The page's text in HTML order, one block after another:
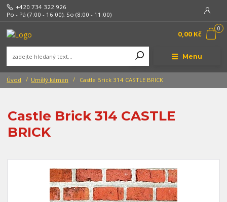
Menu
+420 734 322 926
Po - Pá (7:00 - 16:00), So (8:00 - 11:00)
0
0,00 Kč
Úvod Umělý kámen Castle Brick 314 CASTLE BRICK
Castle Brick 314 CASTLE
BRICK